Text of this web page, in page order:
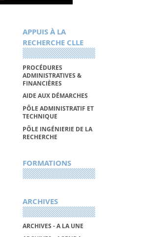
APPUIS À LA
RECHERCHE CLLE
PROCÉDURES
ADMINISTRATIVES &
FINANCIÈRES
AIDE AUX DÉMARCHES
PÔLE ADMINISTRATIF ET
TECHNIQUE
PÔLE INGÉNIERIE DE LA
RECHERCHE
FORMATIONS
ARCHIVES
ARCHIVES - A LA UNE